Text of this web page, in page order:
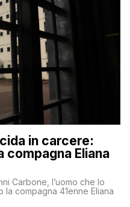
in carcere:
compagna Eliana
Carbone, l’uomo che lo
compagna 41enne Eliana